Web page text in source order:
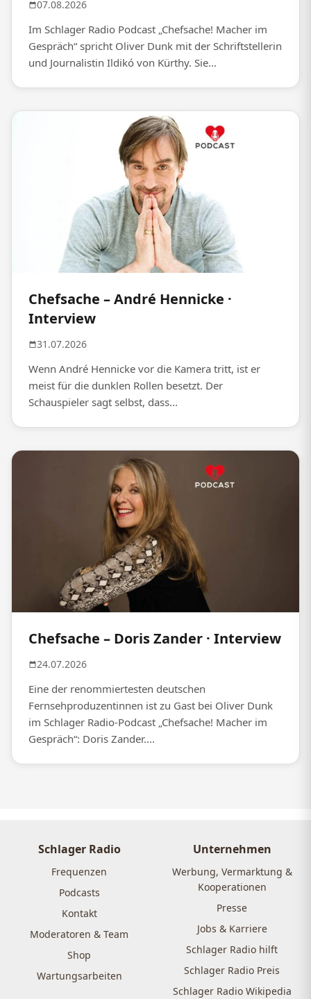
07.08.2026
Im Schlager Radio Podcast „Chefsache! Macher im
Gespräch“ spricht Oliver Dunk mit der Schriftstellerin
und Journalistin Ildikó von Kürthy. Sie...
Chefsache – André Hennicke ·
Interview
31.07.2026
Wenn André Hennicke vor die Kamera tritt, ist er
meist für die dunklen Rollen besetzt. Der
Schauspieler sagt selbst, dass...
Chefsache – Doris Zander · Interview
24.07.2026
Eine der renommiertesten deutschen
Fernsehproduzentinnen ist zu Gast bei Oliver Dunk
im Schlager Radio-Podcast „Chefsache! Macher im
Gespräch“: Doris Zander....
Schlager Radio
Frequenzen
Podcasts
Kontakt
Moderatoren & Team
Shop
Wartungsarbeiten
Unternehmen
Werbung, Vermarktung &
Kooperationen
Presse
Jobs & Karriere
Schlager Radio hilft
Schlager Radio Preis
Schlager Radio Wikipedia